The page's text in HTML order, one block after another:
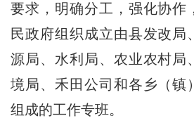
要求，明确分工，强化协作
民政府组织成立由县发改局
源局、水利局、农业农村局
境局、禾田公司和各乡（镇
组成的工作专班。